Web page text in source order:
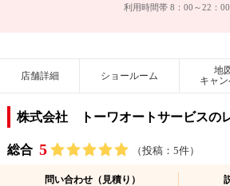
利用時間帯 8：00～22：00
店舗詳細 ショールーム
地
キャ
株式会社 トーワオートサービスの
総合 5 （投稿：5件）
問い合わせ（見積り）